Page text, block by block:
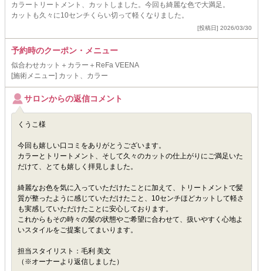
カラートリートメント、カットしました。今回も綺麗な色で大満足。
カットも久々に10センチくらい切って軽くなりました。
[投稿日] 2026/03/30
予約時のクーポン・メニュー
似合わせカット＋カラー＋ReFa VEENA
[施術メニュー] カット、カラー
サロンからの返信コメント
くうこ様
今回も嬉しい口コミをありがとうございます。
カラーとトリートメント、そして久々のカットの仕上がりにご満足いた
だけて、とても嬉しく拝見しました。
綺麗なお色を気に入っていただけたことに加えて、トリートメントで髪
質が整ったように感じていただけたこと、10センチほどカットして軽さ
も実感していただけたことに安心しております。
これからもその時々の髪の状態やご希望に合わせて、扱いやすく心地よ
いスタイルをご提案してまいります。
担当スタイリスト：毛利 美文
（※オーナーより返信しました）